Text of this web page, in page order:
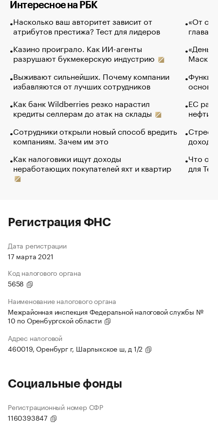
Интересное на РБК
Насколько ваш авторитет зависит от
атрибутов престижа? Тест для лидеров
Казино проиграло. Как ИИ-агенты
разрушают букмекерскую индустрию
Выживают сильнейших. Почему компании
избавляются от лучших сотрудников
Как банк Wildberries резко нарастил
кредиты селлерам до атак на склады
Сотрудники открыли новый способ вредить
компаниям. Зачем им это
Как налоговики ищут доходы
неработающих покупателей яхт и квартир
«От
глава
Маск в
основ
ЕС
нефти
Что
для
Регистрация ФНС
Дата регистрации
17 марта 2021
Код налогового органа
5658
Наименование налогового органа
Межрайонная инспекция Федеральной налоговой службы №
10 по Оренбургской области
Адрес налоговой
460019, Оренбург г, Шарлыкское ш, д 1/2
Социальные фонды
Регистрационный номер СФР
1160393847